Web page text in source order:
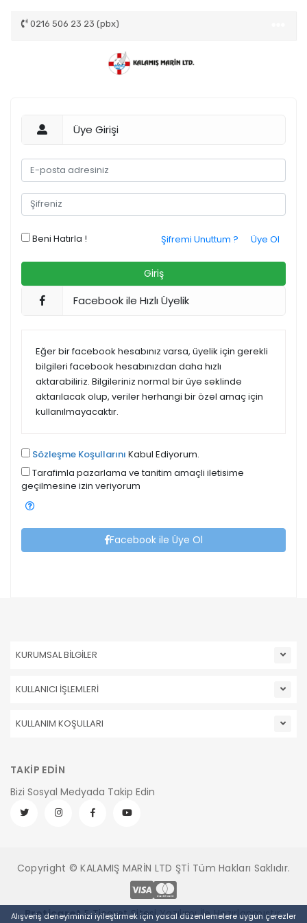
0216 506 23 23 (pbx)
Üye Girişi
Beni Hatırla ! Üye Ol
Şifremi Unuttum ?
Facebook ile Hızlı Üyelik
Eğer bir facebook hesabınız varsa, üyelik için gerekli
bilgileri facebook hesabınızdan daha hızlı
aktarabiliriz. Bilgileriniz normal bir üye seklinde
aktarılacak olup, veriler herhangi bir özel amaç için
kullanılmayacaktır.
Sözleşme Koşullarını Kabul Ediyorum.
Tarafimla pazarlama ve tanitim amaçli iletisime
geçilmesine izin veriyorum
Facebook ile Üye Ol
Alışveriş deneyiminizi iyileştirmek için yasal düzenlemelere uygun çerezler
KURUMSAL BİLGİLER
KULLANICI İŞLEMLERİ
KULLANIM KOŞULLARI
TAKİP EDİN
Bizi Sosyal Medyada Takip Edin
Copyright © KALAMIŞ MARİN LTD ŞTİ Tüm Hakları Saklıdır.
Pro ticaret E Ticaret SitesiYazılımı İle Hazırlanmıştır.